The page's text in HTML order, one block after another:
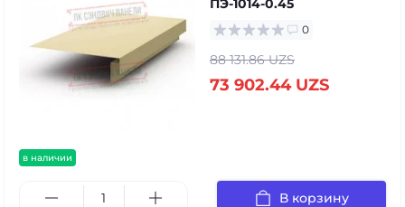
в наличии
0
88 131.86 UZS
73 902.44 UZS
В корзину